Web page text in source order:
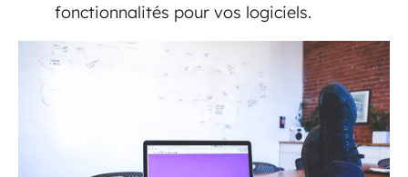
fonctionnalités pour vos logiciels.